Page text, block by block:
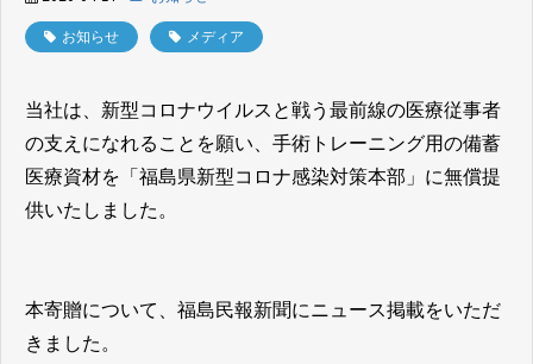
イベント
資料ダウンロード
お知らせ メディア
当社は、新型コロナウイルスと戦う最前線の医療従事者
の支えになれることを願い、手術トレーニング用の備蓄
医療資材を「福島県新型コロナ感染対策本部」に無償提
供いたしました。
本寄贈について、福島民報新聞にニュース掲載をいただ
きました。